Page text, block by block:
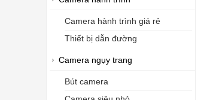
Camera hành trình giá rẻ
Thiết bị dẫn đường
Camera ngụy trang
Bút camera